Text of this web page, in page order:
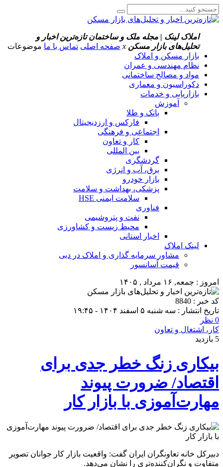
املاک لینک | مجله ملک و ساختمان تازه‌ترین اخبار و
تحلیل‌های بازار مسکن x صفحه اصلی تماس با ما موضوعات
بازار مسکن و املاک
نظام مهندسی و عمران
مواد و مصالح ساختمانی
دکوراسیون و معماری
بازاریابی و خدمات
آموزش
بانک و طلا
فارکس و ارزدیجیتال
اجتماعی و فرهنگی
کار و تعاون
بین المللی
گردشگری
برق، آب و انرژی
بازار خودرو
پزشکی، بهداشت و سلامت
سلامت ایمنی HSE
فناوری
نفت و پتروشیمی
محیط زیست و کشاورزی
اخبار استانی
لینک املاک
مشاور سرمایه گذاری و املاک در دبی
قیمت آسانسور
امروز : جمعه, ۱۶ مرداد , ۱۴۰۵
کد خبر : 8840
تاریخ انتشار : سه شنبه ۵ اسفند ۱۴۰۴ - ۱۹:۴۵
0 نظر
کار، اشتغال و تعاون
5 بازدید
بیکاری زنگ خطر جدی برای
اقتصاد/ ضرورت پیوند
مهارت‌آموزی با بازار کار
دبیرکل خانه تعاونگران ایران گفت: واقعیت بازار کار جوانان تصویر
متفاوت و نگران‌کننده‌تری را نشان می‌دهد.